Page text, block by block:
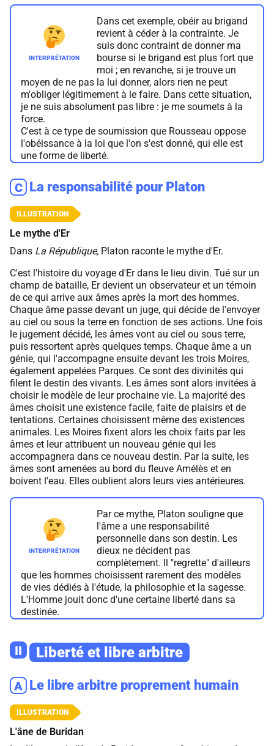
Dans cet exemple, obéir au brigand
revient à céder à la contrainte. Je
suis donc contraint de donner ma
bourse si le brigand est plus fort que
moi ; en revanche, si je trouve un
moyen de ne pas la lui donner, alors rien ne peut
m'obliger légitimement à le faire. Dans cette situation,
je ne suis absolument pas libre : je me soumets à la
force.
C'est à ce type de soumission que Rousseau oppose
l'obéissance à la loi que l'on s'est donné, qui elle est
une forme de liberté.
C La responsabilité pour Platon
Le mythe d'Er
Dans La République, Platon raconte le mythe d'Er.
C'est l'histoire du voyage d'Er dans le lieu divin. Tué sur un
champ de bataille, Er devient un observateur et un témoin
de ce qui arrive aux âmes après la mort des hommes.
Chaque âme passe devant un juge, qui décide de l'envoyer
au ciel ou sous la terre en fonction de ses actions. Une fois
le jugement décidé, les âmes vont au ciel ou sous terre,
puis ressortent après quelques temps. Chaque âme a un
génie, qui l'accompagne ensuite devant les trois Moires,
également appelées Parques. Ce sont des divinités qui
filent le destin des vivants. Les âmes sont alors invitées à
choisir le modèle de leur prochaine vie. La majorité des
âmes choisit une existence facile, faite de plaisirs et de
tentations. Certaines choisissent même des existences
animales. Les Moires fixent alors les choix faits par les
âmes et leur attribuent un nouveau génie qui les
accompagnera dans ce nouveau destin. Par la suite, les
âmes sont amenées au bord du fleuve Amélès et en
boivent l'eau. Elles oublient alors leurs vies antérieures.
Par ce mythe, Platon souligne que
l'âme a une responsabilité
personnelle dans son destin. Les
dieux ne décident pas
complètement. Il "regrette" d'ailleurs
que les hommes choisissent rarement des modèles
de vies dédiés à l'étude, la philosophie et la sagesse.
L'Homme jouit donc d'une certaine liberté dans sa
destinée.
II Liberté et libre arbitre
A Le libre arbitre proprement humain
L'âne de Buridan